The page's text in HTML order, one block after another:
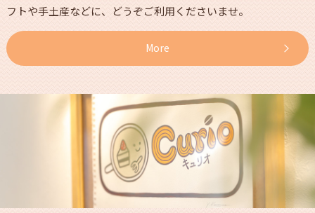
フトや手土産などに、どうぞご利用くださいませ。
More